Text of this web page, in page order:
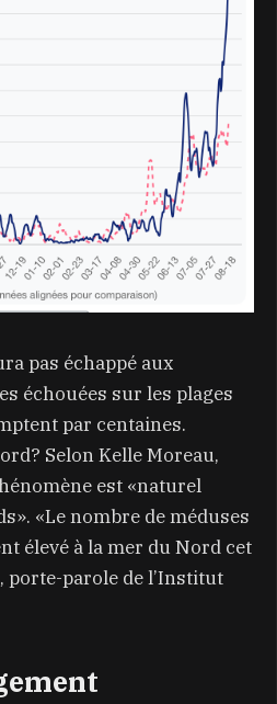
pas échappé aux
échouées sur les plages
par centaines.
Selon Kelle Moreau,
est «naturel
«Le nombre de méduses
élevé à la mer du Nord cet
porte-parole de l’Institut